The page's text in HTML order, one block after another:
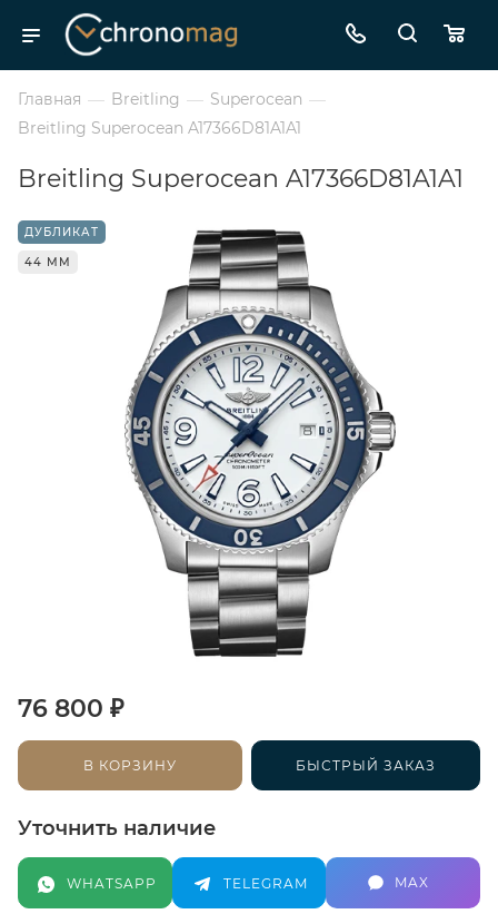
Главная — Breitling — Superocean —
Breitling Superocean A17366D81A1A1
Breitling Superocean A17366D81A1A1
ДУБЛИКАТ
44 ММ
76 800 ₽
В КОРЗИНУ БЫСТРЫЙ ЗАКАЗ
Уточнить наличие
WHATSAPP TELEGRAM MAX